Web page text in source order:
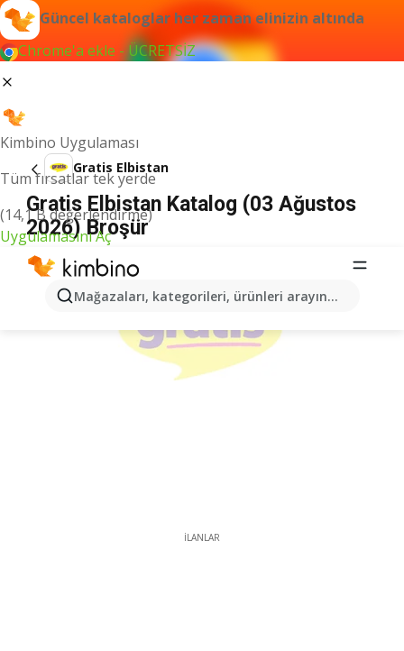
Güncel kataloglar her zaman elinizin altında
Chrome'a ekle - ÜCRETSİZ
Kimbino Uygulaması
Tüm fırsatlar tek yerde
(14,1 B değerlendirme)
Uygulamasını Aç
Mağazaları, kategorileri, ürünleri arayın...
Gratis Elbistan
Gratis Elbistan Katalog (03 Ağustos
2026) Broşür
İLANLAR